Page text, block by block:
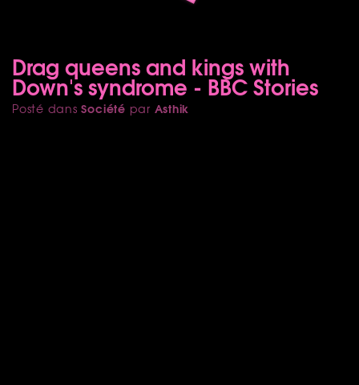
Drag queens and kings with
Down's syndrome - BBC Stories
Posté dansSociété par Asthik